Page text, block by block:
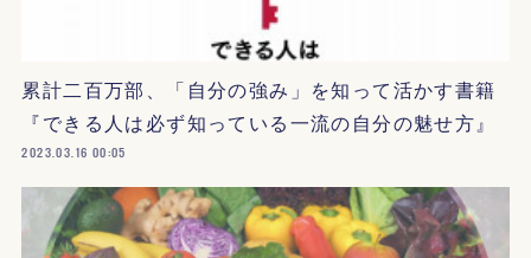
累計二百万部、「自分の強み」を知って活かす書籍
『できる人は必ず知っている一流の自分の魅せ方』
2023.03.16 00:05